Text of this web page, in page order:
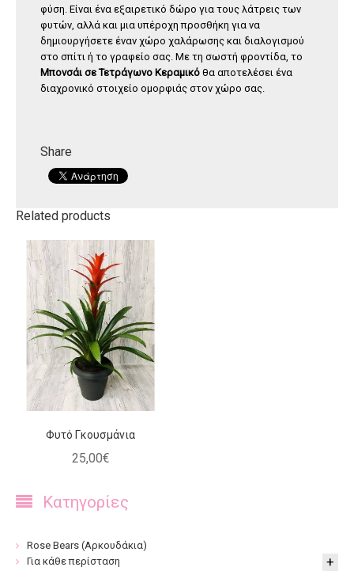
φύση. Είναι ένα εξαιρετικό δώρο για τους λάτρεις των
φυτών, αλλά και μια υπέροχη προσθήκη για να
δημιουργήσετε έναν χώρο χαλάρωσης και διαλογισμού
στο σπίτι ή το γραφείο σας. Με τη σωστή φροντίδα, το
Μπονσάι σε Τετράγωνο Κεραμικό θα αποτελέσει ένα
διαχρονικό στοιχείο ομορφιάς στον χώρο σας.
Share
Related products
Φυτό Γκουσμάνια
25,00€
Κατηγορίες
Rose Bears (Αρκουδάκια)
Για κάθε περίσταση